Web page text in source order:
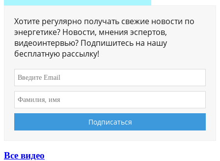
Хотите регулярно получать свежие новости по
энергетике? Новости, мнения эспертов,
видеоинтервью? Подпишитесь на нашу
бесплатную рассылку!
Все видео